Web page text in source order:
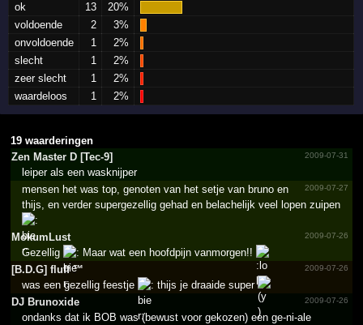
ok
13
20%
voldoende
2
3%
onvoldoende
1
2%
slecht
1
2%
zeer slecht
1
2%
waardeloos
1 2%
19 waarderingen
Zen Master D [Tec-9]
2009-07-31
leiper als een wasknijper
2009-07-27
mensen het was top, genoten van het setje van bruno en
thijs, en verder supergezellig gehad en belachelijk veel lopen zuipen
MokumLust 2009-07-26
Gezellig
Maar wat een hoofdpijn vanmorgen!!
[B.­D.­G] fluff ™
2009-07-26
was een gezellig feestje
thijs je draaide super
DJ Brunoxide
2009-07-26
ondanks dat ik BOB was (bewust voor gekozen) een ge-ni-ale